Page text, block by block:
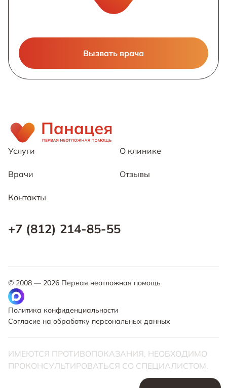
Вызвать врача
Услуги О клинике
Врачи Отзывы
Контакты
+7 (812) 214-85-55
© 2008 — 2026 Первая неотложная помощь
Политика конфиденциальности
Согласие на обработку персональных данных
ИМЕЮТСЯ ПРОТИВОПОКАЗАНИЯ, НЕОБХОДИМО
ПРОКОНСУЛЬТИРОВАТЬСЯ СО СПЕЦИАЛИСТОМ.